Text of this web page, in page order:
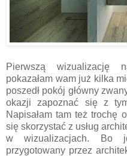
Pierwszą wizualizację
pokazałam wam już kilka
poszedł pokój główny
okazji zapoznać się z
Napisałam tam też trochę
się skorzystać z usług
w wizualizacjach. Bo
przygotowany przez